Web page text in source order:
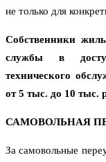
не только для
Собственники
службы в
технического
от 5 тыс. до 10 тыс.
САМОВОЛЬНАЯ
За самовольные